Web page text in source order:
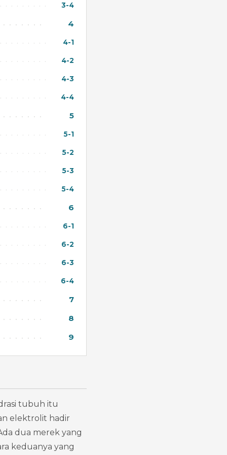
3-4
4
4-1
4-2
4-3
4-4
5
5-1
5-2
5-3
5-4
6
6-1
6-2
6-3
6-4
7
8
9
tubuh itu
elektrolit hadir
dua merek yang
keduanya yang